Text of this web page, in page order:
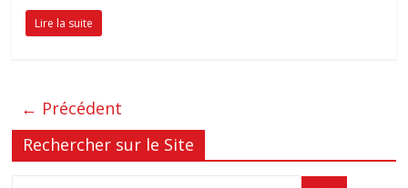
Lire la suite
← Précédent
Rechercher sur le Site